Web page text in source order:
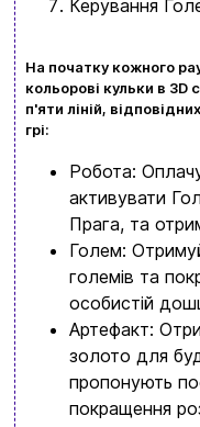
Керування
На початку кожного
кольорові кульки в 3D
п'яти ліній,
грі:
Робота:
активувати
Прага, та
Голем:
големів та
особистій
Артефакт:
золото для
пропонують
покращення